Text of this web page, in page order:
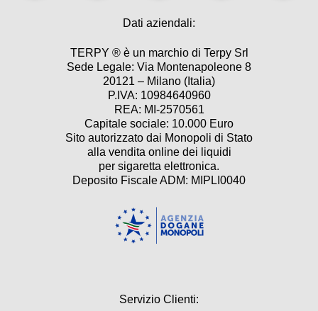
Dati aziendali:
TERPY ® è un marchio di Terpy Srl
Sede Legale: Via Montenapoleone 8
20121 – Milano (Italia)
P.IVA: 10984640960
REA: MI-2570561
Capitale sociale: 10.000 Euro
Sito autorizzato dai Monopoli di Stato
alla vendita online dei liquidi
per sigaretta elettronica.
Deposito Fiscale ADM: MIPLI0040
Servizio Clienti: